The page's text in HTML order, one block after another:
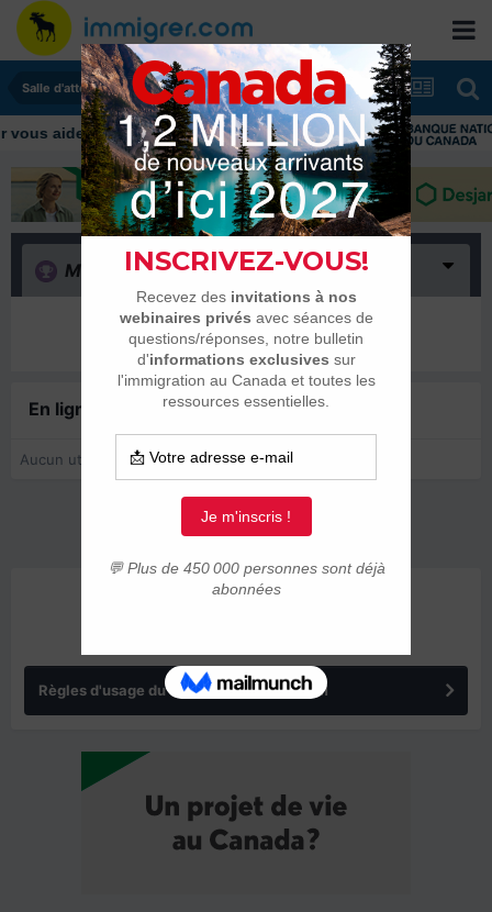
Salle d'attente - échanges de dates
aider tout au long de votre transition
Merci (0)
Il n’y a encore rien ici
En ligne récemment0 membre est en ligne
Aucun utilisateur enregistré regarde cette page.
Règles d'usage du forum IMMIGRER.COM